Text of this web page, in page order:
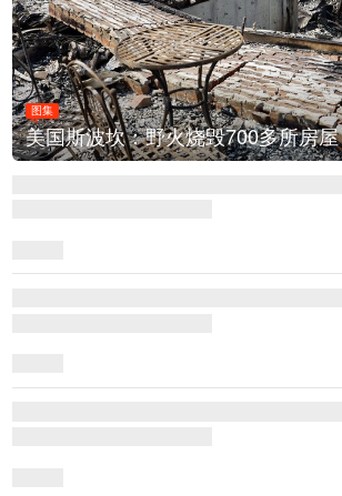
图集
美国斯波坎：野火烧毁700多所房屋